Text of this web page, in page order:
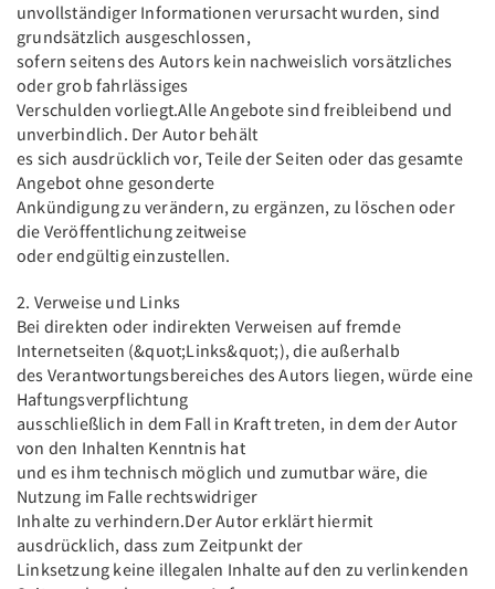
unvollständiger Informationen verursacht wurden, sind
grundsätzlich ausgeschlossen,
sofern seitens des Autors kein nachweislich vorsätzliches
oder grob fahrlässiges
Verschulden vorliegt.Alle Angebote sind freibleibend und
unverbindlich. Der Autor behält
es sich ausdrücklich vor, Teile der Seiten oder das gesamte
Angebot ohne gesonderte
Ankündigung zu verändern, zu ergänzen, zu löschen oder
die Veröffentlichung zeitweise
oder endgültig einzustellen.
2. Verweise und Links
Bei direkten oder indirekten Verweisen auf fremde
Internetseiten (&quot;Links&quot;), die außerhalb
des Verantwortungsbereiches des Autors liegen, würde eine
Haftungsverpflichtung
ausschließlich in dem Fall in Kraft treten, in dem der Autor
von den Inhalten Kenntnis hat
und es ihm technisch möglich und zumutbar wäre, die
Nutzung im Falle rechtswidriger
Inhalte zu verhindern.Der Autor erklärt hiermit
ausdrücklich, dass zum Zeitpunkt der
Linksetzung keine illegalen Inhalte auf den zu verlinkenden